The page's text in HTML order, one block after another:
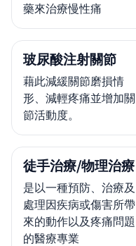
藥來治療慢性痛
玻尿酸注射關節
藉此減緩關節磨損情
形、減輕疼痛並增加關
節活動度。
徒手治療/物理治療
是以一種預防、治療及
處理因疾病或傷害所帶
來的動作以及疼痛問題
的醫療專業